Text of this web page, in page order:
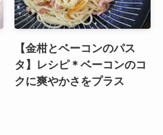
【金柑とベーコンのパス
タ】レシピ＊ベーコンのコ
クに爽やかさをプラス